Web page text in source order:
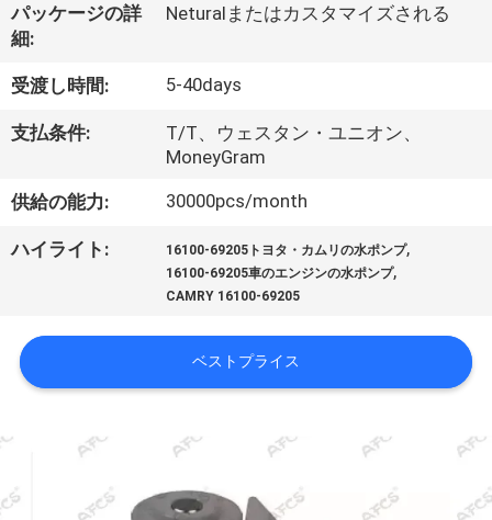
私
に
つ
い
工
見
学
パッケージの詳
細:
Neturalまたはカスタマイズされる
受渡し時間: 5-40days
支払条件:
T/T、ウェスタン・ユニオン、
MoneyGram
供給の能力: 30000pcs/month
ハイライト: 16100-69205トヨタ・カムリの水ポンプ,
16100-69205車のエンジンの水ポンプ,
CAMRY 16100-69205
ベストプライス